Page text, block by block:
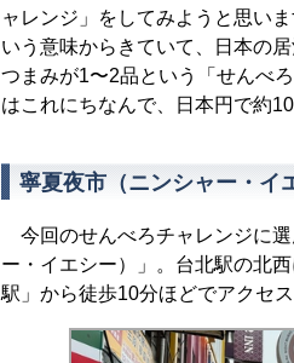
ャレンジ」をしてみようと思い
いう意味からきていて、日本の
つまみが1〜2品という「せんべ
はこれにちなんで、日本円で約
寧夏夜市（ニンシャー・イ
今回のせんべろチャレンジに
ー・イエシー）」。台北駅の北
駅」から徒歩10分ほどでアクセ